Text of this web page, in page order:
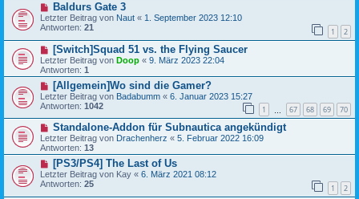
Baldurs Gate 3
Letzter Beitrag von Naut « 1. September 2023 12:10
Antworten: 21 1 2
[Switch]Squad 51 vs. the Flying Saucer
Letzter Beitrag von Doop « 9. März 2023 22:04
Antworten: 1
[Allgemein]Wo sind die Gamer?
Letzter Beitrag von Badabumm « 6. Januar 2023 15:27
Antworten: 1042 1 67 68 69 70
Standalone-Addon für Subnautica angekündigt
Letzter Beitrag von Drachenherz « 5. Februar 2022 16:09
Antworten: 13
[PS3/PS4] The Last of Us
Letzter Beitrag von Kay « 6. März 2021 08:12
Antworten: 25 1 2